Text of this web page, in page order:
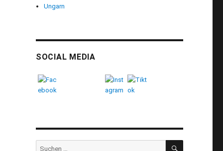
Ungarn
SOCIAL MEDIA
Suchen
SUCHEN